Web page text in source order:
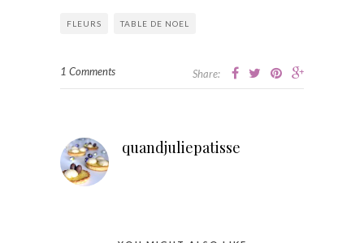
FLEURS TABLE DE NOEL
1 Comments Share:
quandjuliepatisse